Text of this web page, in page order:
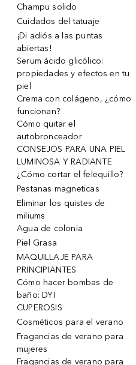
Champu solido
Cuidados del tatuaje
¡Di adiós a las puntas
abiertas!
Serum ácido glicólico:
propiedades y efectos en tu
piel
Crema con colágeno, ¿cómo
funcionan?
Cómo quitar el
autobronceador
CONSEJOS PARA UNA PIEL
LUMINOSA Y RADIANTE
¿Cómo cortar el felequillo?
Pestanas magneticas
Eliminar los quistes de
miliums
Agua de colonia
Piel Grasa
MAQUILLAJE PARA
PRINCIPIANTES
Cómo hacer bombas de
baño: DYI
CUPEROSIS
Cosméticos para el verano
Fragancias de verano para
mujeres
Fragancias de verano para